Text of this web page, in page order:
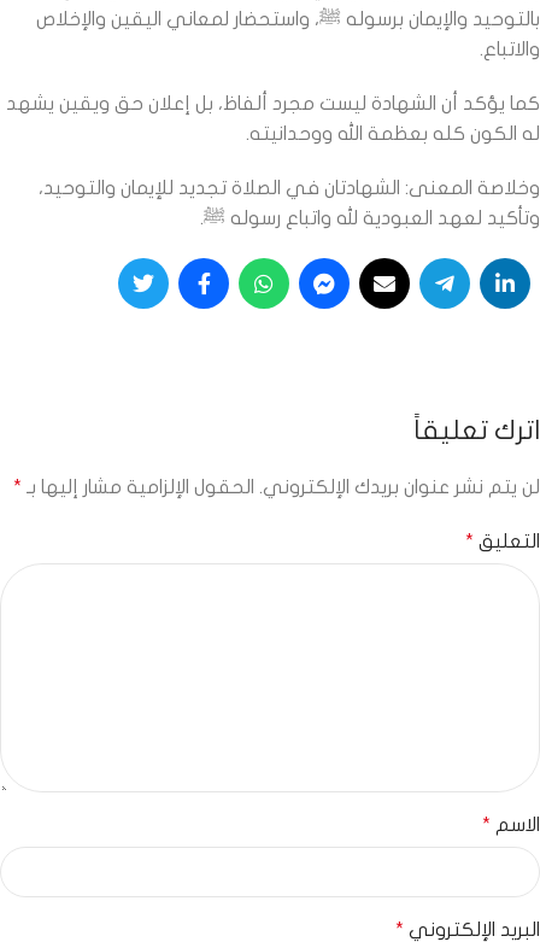
بالتوحيد والإيمان برسوله ﷺ، واستحضار لمعاني اليقين والإخلاص
والاتباع.
كما يؤكد أن الشهادة ليست مجرد ألفاظ، بل إعلان حق ويقين يشهد
له الكون كله بعظمة الله ووحدانيته.
وخلاصة المعنى: الشهادتان في الصلاة تجديد للإيمان والتوحيد،
وتأكيد لعهد العبودية لله واتباع رسوله ﷺ.
اترك تعليقاً
لن يتم نشر عنوان بريدك الإلكتروني. الحقول الإلزامية مشار إليها بـ *
التعليق *
الاسم *
البريد الإلكتروني *